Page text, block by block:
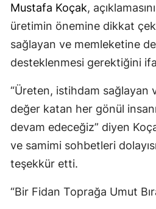
Mustafa Koçak,
üretimin önemine dikkat
sağlayan ve memleketine
desteklenmesi gerektiğini
“Üreten, istihdam sağlayan
değer katan her gönül
devam edeceğiz” diyen
ve samimi sohbetleri
teşekkür etti.
“Bir Fidan Toprağa Umut